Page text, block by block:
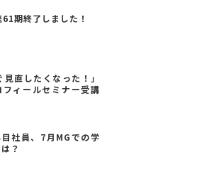
期終了しました！
見直したくなった！」
ィールセミナー受講
目社員、7月MGでの学
？